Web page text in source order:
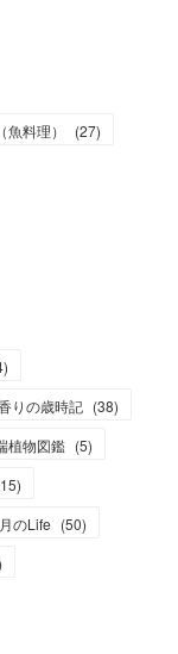
料理） (27)
)
りの歳時記 (38)
植物図鑑 (5)
15)
のLife (50)